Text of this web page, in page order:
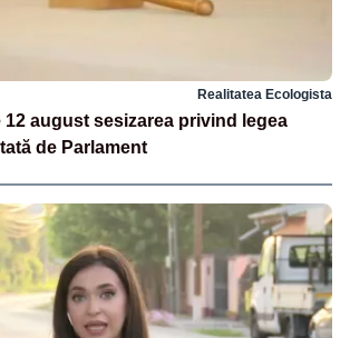
Realitatea Ecologista
august sesizarea privind legea
de Parlament